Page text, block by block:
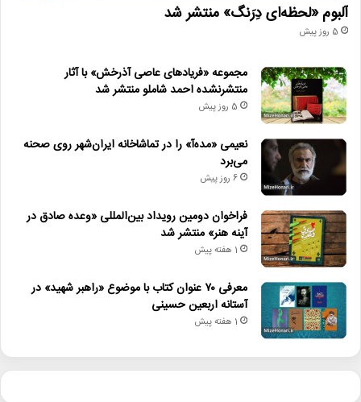
آلبوم «لحظه‌ای دِرَنگ» منتشر شد
5 روز پیش
مجموعه «فریادهای عاصی آذرخش» با آثار
منتشرنشده احمد شاملو منتشر شد
5 روز پیش
نعیمی «مده‌آ» را در تماشاخانه ایران‌شهر روی صحنه
می‌برد
6 روز پیش
فراخوان دومین رویداد بین‌المللی «وعده صادق در
آینه هنر» منتشر شد
1 هفته پیش
معرفی ۷۰ عنوان کتاب با موضوع «راهبر شهید» در
آستانه اربعین حسینی
1 هفته پیش